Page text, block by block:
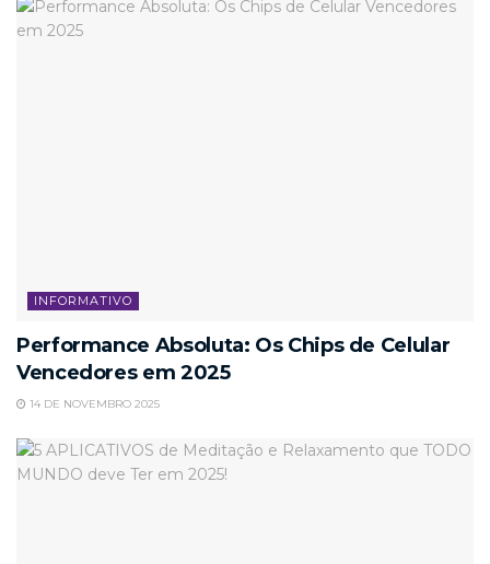
INFORMATIVO
Performance Absoluta: Os Chips de Celular
Vencedores em 2025
14 DE NOVEMBRO 2025